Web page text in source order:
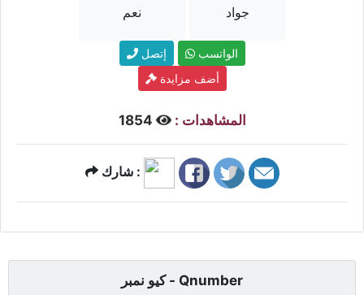
نعم
جواد
إتصل
الواتسب
أضف مزايدة
المشاهدات :
شارك :
كيو نمبر - Qnumber